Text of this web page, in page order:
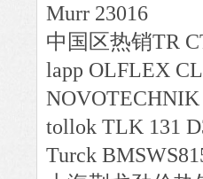
Murr 23016
中国区热销TR
lapp OLFLEX
NOVOTECHNIK
tollok TLK 131
Turck